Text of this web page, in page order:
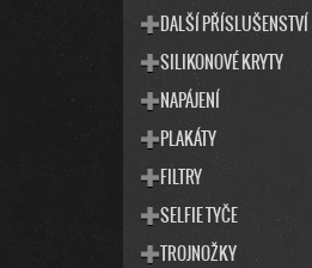
DALŠÍ PŘÍSLUŠENSTVÍ
SILIKONOVÉ KRYTY
NAPÁJENÍ
PLAKÁTY
FILTRY
SELFIE TYČE
TROJNOŽKY